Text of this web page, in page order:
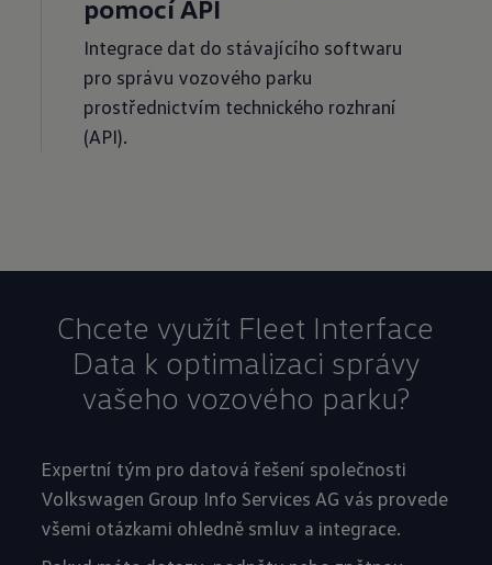
pomocí API
Integrace dat do stávajícího softwaru
pro správu vozového parku
prostřednictvím technického rozhraní
(API).
Chcete využít Fleet Interface
Data k optimalizaci správy
vašeho vozového parku?
Expertní tým pro datová řešení společnosti
Volkswagen Group Info Services AG vás provede
všemi otázkami ohledně smluv a integrace.